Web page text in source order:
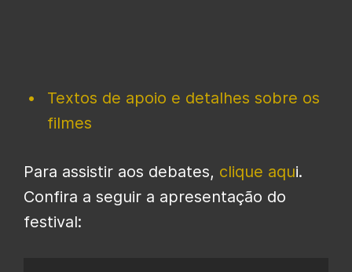
Textos de apoio e detalhes sobre os
filmes
Para assistir aos debates, clique aqui.
Confira a seguir a apresentação do
festival: